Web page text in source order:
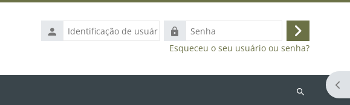
Identificação
de
Senha
Acessar
Esqueceu o seu usuário ou senha?
Buscar